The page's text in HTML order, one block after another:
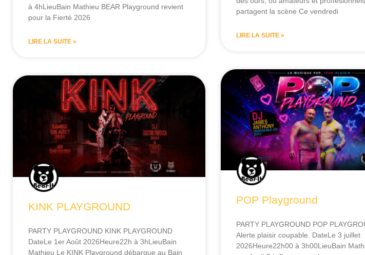
à 4hLieuBain Mathieu BEAR Playground revient
pour la Fierté 2026
LIRE LA SUITE »
partagent la scène Ce vendredi
LIRE LA SUITE »
KINK PLAYGROUND
PARTY PLAYGROUND KINK PLAYGROUND
DateLe 1er Août 2026Heure22h à 3hLieuBain
Mathieu Le KINK Playground débarque au Bain
POP Playground
PARTY PLAYGROUND POP
Alerte plaisir coupable. DateLe 3 juillet
2026Heure22h00 à 3h00LieuBain